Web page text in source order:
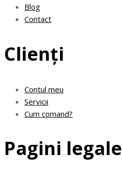
Blog
Contact
Clienți
Contul meu
Servicii
Cum comand?
Pagini legale